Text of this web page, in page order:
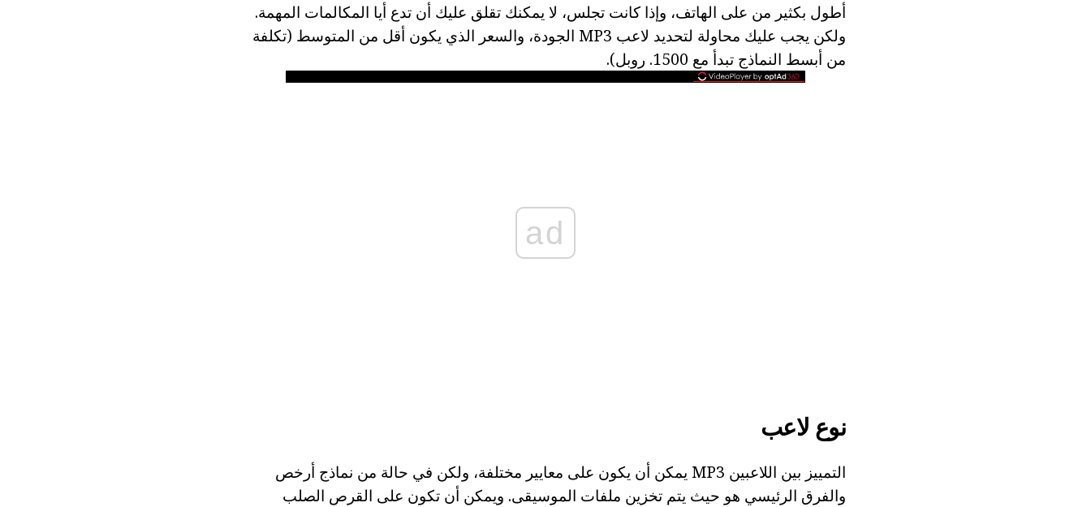
أطول بكثير من على الهاتف، وإذا كانت تجلس، لا يمكنك تقلق عليك أن تدع أيا المكالمات المهمة.
ولكن يجب عليك محاولة لتحديد لاعب MP3 الجودة، والسعر الذي يكون أقل من المتوسط (تكلفة
من أبسط النماذج تبدأ مع 1500. روبل).
ad
نوع لاعب
التمييز بين اللاعبين MP3 يمكن أن يكون على معايير مختلفة، ولكن في حالة من نماذج أرخص
والفرق الرئيسي هو حيث يتم تخزين ملفات الموسيقى. ويمكن أن تكون على القرص الصلب